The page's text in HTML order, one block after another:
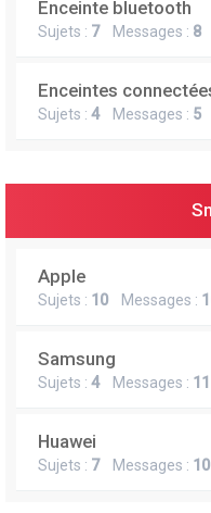
Enceinte bluetooth
Sujets : 7Messages : 8
Enceintes
Sujets : 4Messages : 5
Apple
Sujets : 10 Messages :
Samsung
Sujets : 4Messages : 11
Huawei
Sujets : 7Messages : 10